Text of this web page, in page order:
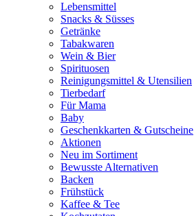
Lebensmittel
Snacks & Süsses
Getränke
Tabakwaren
Wein & Bier
Spirituosen
Reinigungsmittel & Utensilien
Tierbedarf
Für Mama
Baby
Geschenkkarten & Gutscheine
Aktionen
Neu im Sortiment
Bewusste Alternativen
Backen
Frühstück
Kaffee & Tee